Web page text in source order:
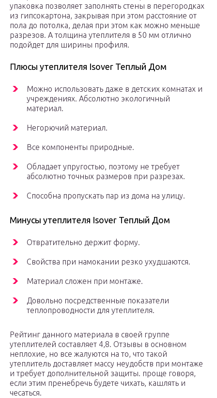
упаковка позволяет заполнять стены в перегородках
из гипсокартона, закрывая при этом расстояние от
пола до потолка, делая при этом как можно меньше
разрезов. А толщина утеплителя в 50 мм отлично
подойдет для ширины профиля.
Плюсы утеплителя Isover Теплый Дом
Можно использовать даже в детских комнатах и
учреждениях. Абсолютно экологичный
материал.
Негорючий материал.
Все компоненты природные.
Обладает упругостью, поэтому не требует
абсолютно точных размеров при разрезах.
Способна пропускать пар из дома на улицу.
Минусы утеплителя Isover Теплый Дом
Отвратительно держит форму.
Свойства при намокании резко ухудшаются.
Материал сложен при монтаже.
Довольно посредственные показатели
теплопроводности для утеплителя.
Рейтинг данного материала в своей группе
утеплителей составляет 4,8. Отзывы в основном
неплохие, но все жалуются на то, что такой
утеплитель доставляет массу неудобств при монтаже
и требует дополнительной защиты. проще говоря,
если этим пренебречь будете чихать, кашлять и
чесаться.